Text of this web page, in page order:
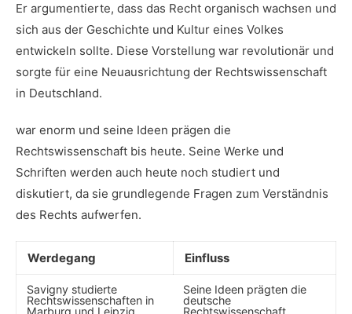
Er argumentierte, dass das Recht organisch wachsen⁤ und
sich aus der Geschichte ‍und Kultur eines Volkes
entwickeln sollte. Diese Vorstellung ⁤war revolutionär ‌und
sorgte für eine Neuausrichtung der Rechtswissenschaft
in ‌Deutschland.
war enorm und ⁤seine Ideen prägen die
Rechtswissenschaft‍ bis heute. Seine Werke und
Schriften‍ werden auch ‌heute noch ​studiert und
diskutiert, da sie grundlegende‍ Fragen⁢ zum Verständnis
des Rechts aufwerfen.
Werdegang Einfluss
Savigny studierte
Rechtswissenschaften in
Marburg und Leipzig.
Seine Ideen ⁢prägten die‌
deutsche
⁣Rechtswissenschaft⁢